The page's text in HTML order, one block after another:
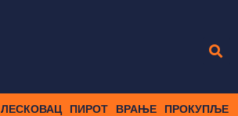
ЛЕСКОВАЦ ПИРОТ ВРАЊЕ ПРОКУПЉЕ